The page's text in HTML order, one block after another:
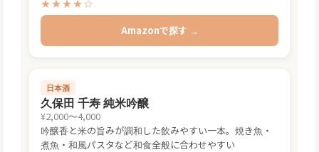
Amazonで探す →
日本酒
久保田 千寿 純米吟醸
¥2,000〜4,000
吟醸香と米の旨みが調和した飲みやすい一本。焼き魚・
煮魚・和風パスタなど和食全般に合わせやすい